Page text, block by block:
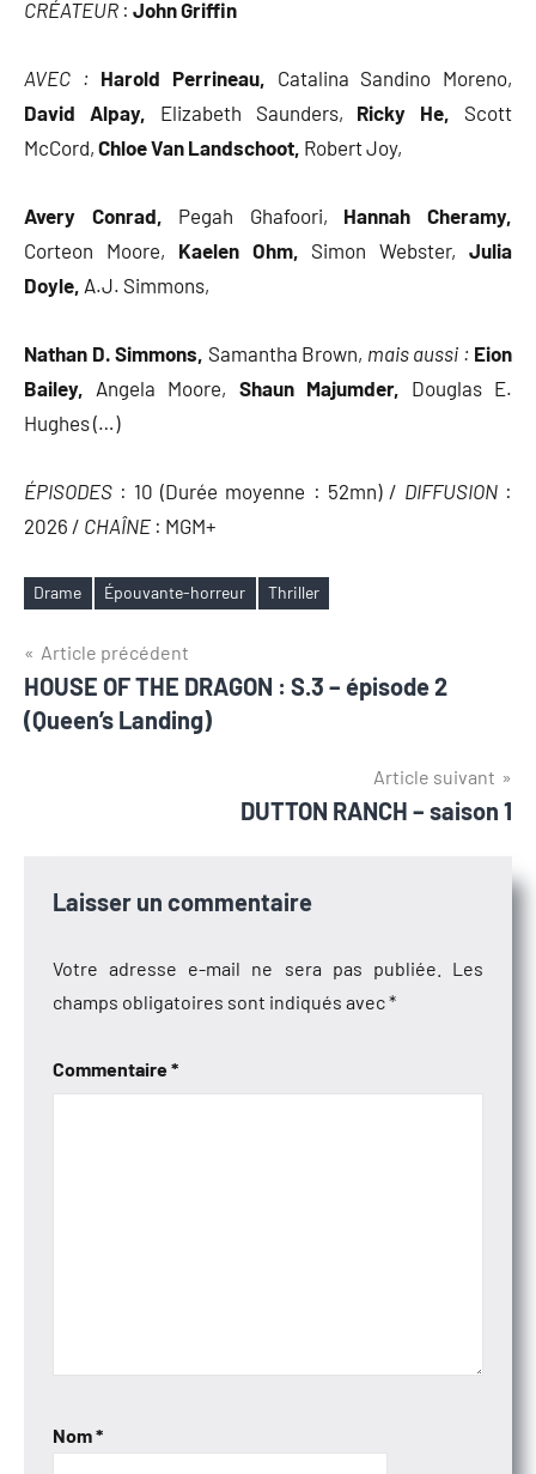
CRÉATEUR : John Griffin
AVEC : Harold Perrineau,
Catalina Sandino Moreno,
David Alpay,
Elizabeth Saunders, Ricky He,
Scott
McCord, Chloe Van Landschoot, Robert Joy,
Avery Conrad, Pegah Ghafoori, Hannah Cheramy,
Corteon Moore, Kaelen Ohm, Simon Webster,Julia
Doyle, A.J. Simmons,
Nathan D. Simmons, Samantha Brown, mais aussi : Eion
Bailey, Angela Moore, Shaun Majumder,
Douglas E.
Hughes (…)
ÉPISODES : 10 (Durée moyenne : 52mn) / DIFFUSION :
2026 / CHAÎNE : MGM+
Étiquettes
Drame Épouvante-horreur Thriller
Navigation
de
Article précédent
HOUSE OF THE DRAGON : S.3 – épisode 2
(Queen’s Landing)
Article suivant
DUTTON RANCH – saison 1
Laisser un commentaire
Votre adresse e-mail ne sera pas publiée.
Les
champs obligatoires sont indiqués avec*
Commentaire*
Nom*